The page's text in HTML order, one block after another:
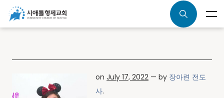
on July 17, 2022 — by 장아련 전도
사.